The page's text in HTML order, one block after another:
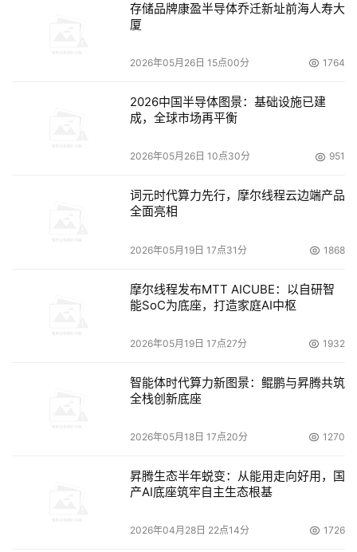
初正式完成整并，而由该公司近期的渠道布局策略可看出，
新赛门铁克正以重整企业市场、加码消费端存储产品为下阶
段发展重点。
Windows Vista操作系统。这一决定可能会给价值2,000亿
Storageworks MSL2024系列磁带库。这是惠普“动成长企
业”战略指导下存储部门推出的一款重量级产品。
许多企业制定的业务连贯性管理（BCM）和灾难恢复
Gartner提供了重要的指导方针和建议建立
本文来源于DOIT传媒，文章内容仅供参考，不构成投资建议。
存储品牌康盈半导体乔迁新址前海人寿大
厦
2026年05月26日 15点00分 1764
2026中国半导体图景：基础设施已建
成，全球市场再平衡
2026年05月26日 10点30分 951
词元时代算力先行，摩尔线程云边端产品
全面亮相
2026年05月19日 17点31分 1868
摩尔线程发布MTT AICUBE：以自研智
能SoC为底座，打造家庭AI中枢
2026年05月19日 17点27分 1932
智能体时代算力新图景：鲲鹏与昇腾共筑
全栈创新底座
2026年05月18日 17点20分 1270
昇腾生态半年蜕变：从能用走向好用，国
产AI底座筑牢自主生态根基
2026年04月28日 22点14分 1726